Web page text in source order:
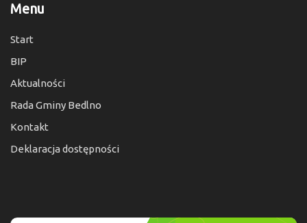
Menu
Start
BIP
Aktualności
Rada Gminy Bedlno
Kontakt
Deklaracja dostępności